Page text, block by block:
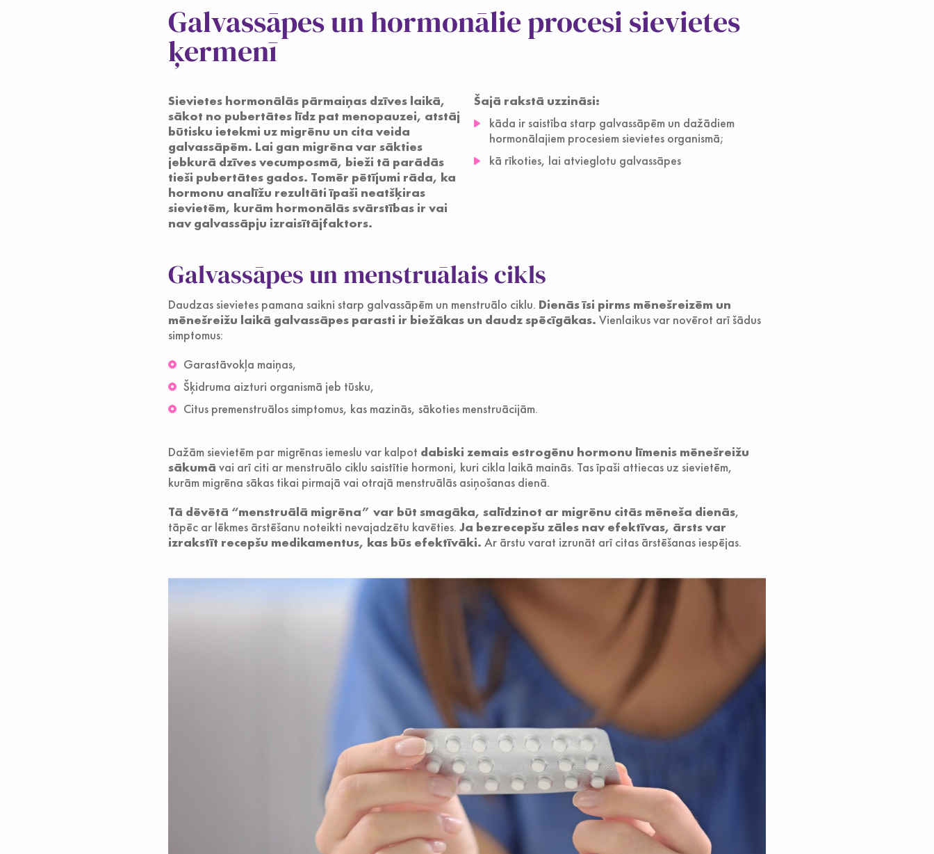
Galvassāpes un hormonālie procesi sievietes
ķermenī
Sievietes hormonālās pārmaiņas dzīves laikā,
sākot no pubertātes līdz pat menopauzei, atstāj
būtisku ietekmi uz migrēnu un cita veida
galvassāpēm. Lai gan migrēna var sākties
jebkurā dzīves vecumposmā, bieži tā parādās
tieši pubertātes gados. Tomēr pētījumi rāda, ka
hormonu analīžu rezultāti īpaši neatšķiras
sievietēm, kurām hormonālās svārstības ir vai
nav galvassāpju izraisītājfaktors.
Šajā rakstā uzzināsi:
kāda ir saistība starp galvassāpēm un dažādiem
hormonālajiem procesiem sievietes organismā;
kā rīkoties, lai atvieglotu galvassāpes
Galvassāpes un menstruālais cikls
Daudzas sievietes pamana saikni starp galvassāpēm un menstruālo ciklu. Dienās īsi pirms mēnešreizēm un
mēnešreižu laikā galvassāpes parasti ir biežākas un daudz spēcīgākas. Vienlaikus var novērot arī šādus
simptomus:
Garastāvokļa maiņas,
Šķidruma aizturi organismā jeb tūsku,
Citus premenstruālos simptomus, kas mazinās, sākoties menstruācijām.
Dažām sievietēm par migrēnas iemeslu var kalpot dabiski zemais estrogēnu hormonu līmenis mēnešreižu
sākumā vai arī citi ar menstruālo ciklu saistītie hormoni, kuri cikla laikā mainās. Tas īpaši attiecas uz sievietēm,
kurām migrēna sākas tikai pirmajā vai otrajā menstruālās asiņošanas dienā.
Tā dēvētā “menstruālā migrēna” var būt smagāka, salīdzinot ar migrēnu citās mēneša dienās,
tāpēc ar lēkmes ārstēšanu noteikti nevajadzētu kavēties. Ja bezrecepšu zāles nav efektīvas, ārsts var
izrakstīt recepšu medikamentus, kas būs efektīvāki. Ar ārstu varat izrunāt arī citas ārstēšanas iespējas.